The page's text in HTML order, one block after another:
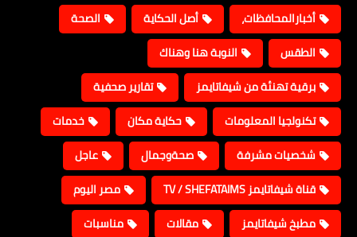
أخبارالمحافظات،
أصل الحكاية
الصحة
الطقس
النوبة هنا وهناك
برقية تهنئة من شيفاتايمز
تقارير صحفية
تكنولجيا المعلومات
حكاية مكان
خدمات
شخصيات مشرفة
صحةوجمال
عاجل
قناة شيفاتايمز TV / SHEFATAIMS
مصر اليوم
مطبخ شيفاتايمز
مقالات
مناسبات